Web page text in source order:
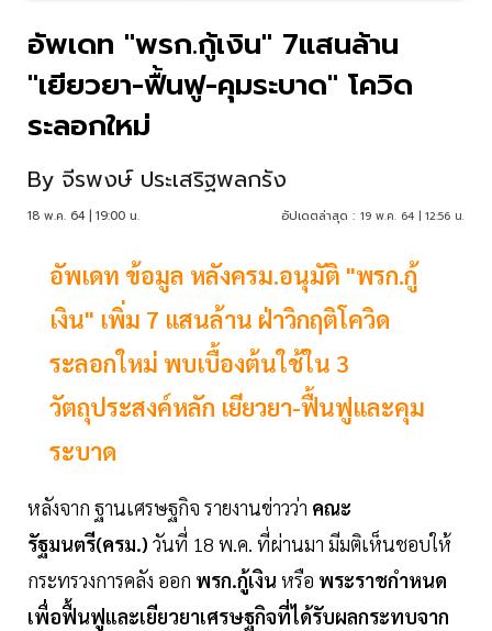
อัพเดท "พรก.กู้เงิน" 7แสนล้าน
"เยียวยา-ฟื้นฟู-คุมระบาด" โควิด
ระลอกใหม่
By จีรพงษ์ ประเสริฐพลกรัง
18 พ.ค. 64 | 19:00 น. อัปเดตล่าสุด : 19 พ.ค. 64 | 12:56 น.
อัพเดท ข้อมูล หลังครม.อนุมัติ "พรก.กู้
เงิน" เพิ่ม 7 แสนล้าน ฝ่าวิกฤติโควิด
ระลอกใหม่ พบเบื้องต้นใช้ใน 3
วัตถุประสงค์หลัก เยียวยา-ฟื้นฟูและคุม
ระบาด
หลังจาก ฐานเศรษฐกิจ รายงานข่าวว่า คณะ
รัฐมนตรี(ครม.) วันที่ 18 พ.ค. ที่ผ่านมา มีมติเห็นชอบให้
กระทรวงการคลัง ออก พรก.กู้เงิน หรือ พระราชกำหนด
เพื่อฟื้นฟูและเยียวยาเศรษฐกิจที่ได้รับผลกระทบจาก